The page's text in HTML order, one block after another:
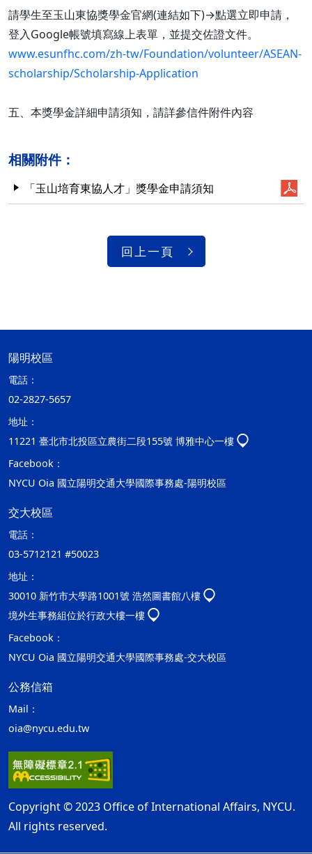
請學生至玉山東協獎學金官網(連結如下)→點選立即申請，
登入Google帳號填寫線上表單，並提交佐證文件。
www.esunfhc.com/zh-tw/Foundation/volunteer/ASEAN-
scholarship/Scholarship-Application
五、本獎學金詳細申請須知，請詳參信件附件內容
相關附件：
「玉山培育東協人才」獎學金申請須知
回上一頁
陽明校區
電話：
02-2827-5657
地址：
11221 臺北市北投區立農街二段155號 博雅中心一樓
Facebook：
NYCU Oia 國立陽明交通大學國際事務處-陽明校區
交大校區
電話：
03-5712121 #50023
地址：
30010 新竹市大學路1001號 浩然圖書館八樓
境外生事務組位於行政大樓一樓
Facebook：
NYCU Oia 國立陽明交通大學國際事務處-交大校區
公務信箱
Mail：
oia@nycu.edu.tw
Copyright © 2023 Office of International Affairs, NYCU.
All rights reserved.